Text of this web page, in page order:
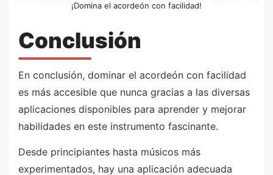
¡Domina el acordeón con facilidad!
Conclusión
En conclusión, dominar el acordeón con facilidad
es más accesible que nunca gracias a las diversas
aplicaciones disponibles para aprender y mejorar
habilidades en este instrumento fascinante.
Desde principiantes hasta músicos más
experimentados, hay una aplicación adecuada